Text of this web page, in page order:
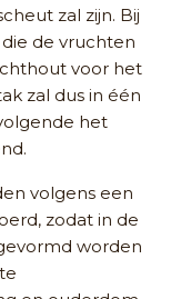
zal zijn. Bij
de vruchten
voor het
zal dus in één
het
volgens een
zodat in de
worden